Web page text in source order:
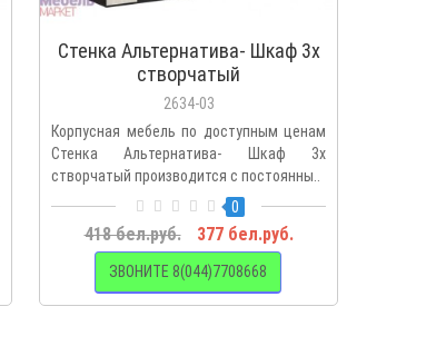
Стенка Альтернатива- Шкаф 3х
створчатый
2634-03
Корпусная мебель по доступным ценам
Стенка Альтернатива- Шкаф 3х
створчатый производится с постоянны..
0
418 бел.руб. 377 бел.руб.
ЗВОНИТЕ 8(044)7708668